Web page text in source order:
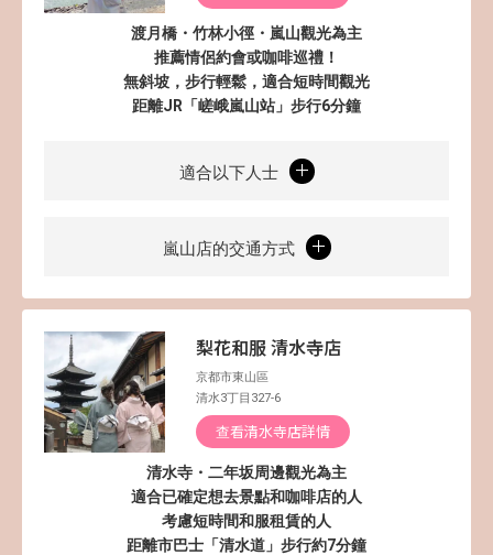
渡月橋・竹林小徑・嵐山觀光為主
推薦情侶約會或咖啡巡禮！
無斜坡，步行輕鬆，適合短時間觀光
距離JR「嵯峨嵐山站」步行6分鐘
適合以下人士
嵐山店的交通方式
梨花和服 清水寺店
京都市東山區
清水3丁目327-6
查看清水寺店詳情
清水寺・二年坂周邊觀光為主
適合已確定想去景點和咖啡店的人
考慮短時間和服租賃的人
距離市巴士「清水道」步行約7分鐘